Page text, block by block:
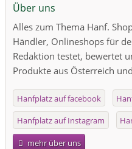
Über uns
Alles zum Thema Hanf.
Händler, Onlineshops für
Redaktion testet, bewertet
Produkte aus Österreich
Hanfplatz auf facebook
Hanfplatz auf Instagram
mehr über uns